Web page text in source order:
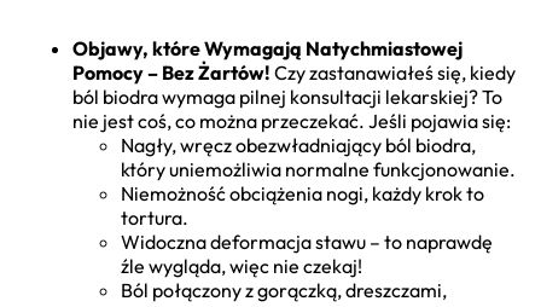
Objawy, które Wymagają Natychmiastowej
Pomocy – Bez Żartów! Czy zastanawiałeś się, kiedy
ból biodra wymaga pilnej konsultacji lekarskiej? To
nie jest coś, co można przeczekać. Jeśli pojawia się:
Nagły, wręcz obezwładniający ból biodra,
który uniemożliwia normalne funkcjonowanie.
Niemożność obciążenia nogi, każdy krok to
tortura.
Widoczna deformacja stawu – to naprawdę
źle wygląda, więc nie czekaj!
Ból połączony z gorączką, dreszczami,